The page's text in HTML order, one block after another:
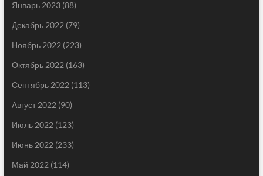
Январь 2023(88)
Декабрь 2022 (79)
Ноябрь 2022 (223)
Октябрь 2022 (163)
Сентябрь 2022 (113)
Август 2022 (90)
Июль 2022 (123)
Июнь 2022 (233)
Май 2022 (114)